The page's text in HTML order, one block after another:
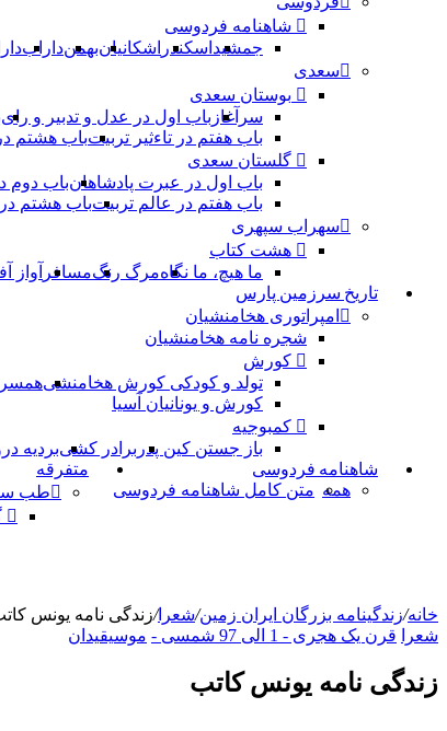
شاهنامه فردوسی
جمشید اسکندر اشکانیانبهمنداراب
سعدی
بوستان سعدی
سرآغاز باب اول در عدل و تدبیر و رای
باب هفتم در تاءثیر تربیتباب هشتم
گلستان سعدی
باب اول در عبرت پادشاهانباب دوم
باب هفتم در عالم تربیتباب هشتم
سهراب سپهری
هشت کتاب
ما هیچ، ما نگاهمرگ رنگمسافر آواز
تاریخ سرزمین پارس
امپراتوری هخامنشیان
شجره نامه هخامنشیان
کورش
تولد و کودکی کورش هخامنشیهمسر
کورش و یونانیان آسیا
کمبوجیه
باز جستن کین پدر برادر کشیبردیه
شاهنامه فردوسی
همه متن کامل شاهنامه فردوسی
متفرقه
طب
خانه/زندگینامه بزرگان ایران زمین/شعرا/زندگی نامه یونس
شعرا
قرن یک هجری - 1 الی 97 شمسی - موسیقیدان
زندگی نامه یونس کاتب